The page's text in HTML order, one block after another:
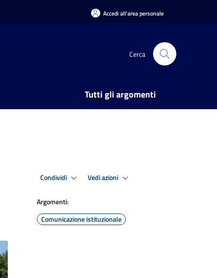
Accedi all'area personale
Cerca
Tutti gli argomenti
Condividi Vedi azioni
Argomenti:
Comunicazione istituzionale